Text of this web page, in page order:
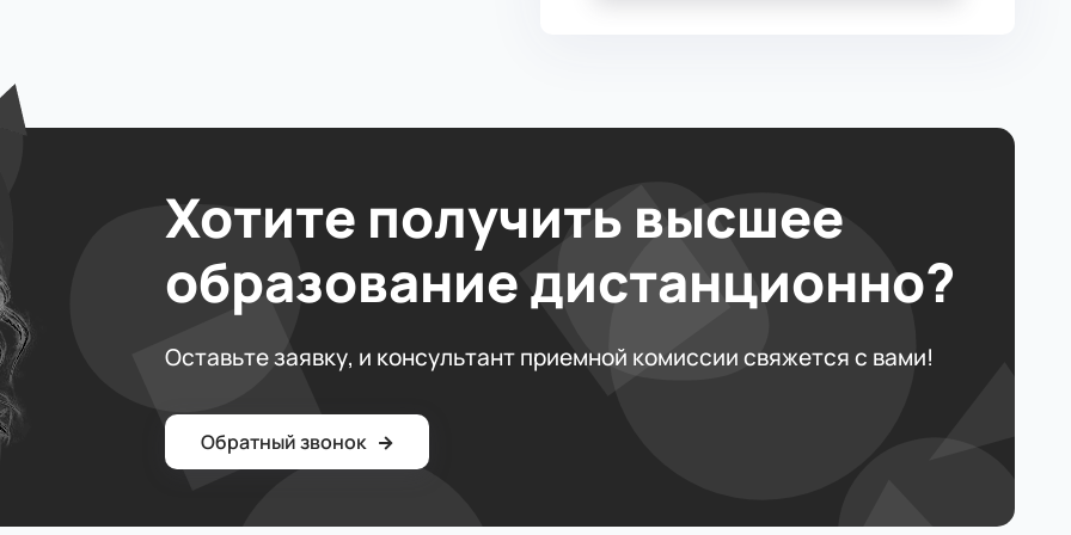
Хотите получить высшее
образование дистанционно?
Оставьте заявку, и консультант приемной комиссии свяжется с вами!
Обратный звонок